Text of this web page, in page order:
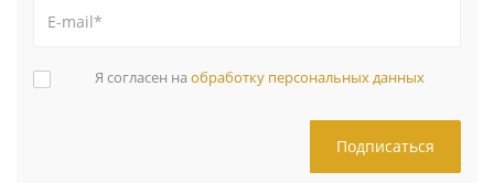
Я согласен на обработку персональных данных